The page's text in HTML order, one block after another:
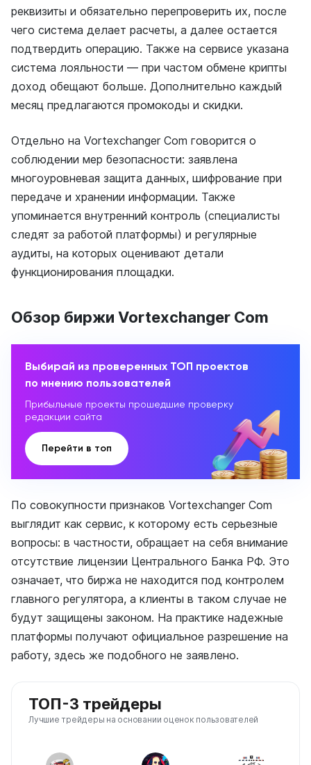
реквизиты и обязательно перепроверить их, после
чего система делает расчеты, а далее остается
подтвердить операцию. Также на сервисе указана
система лояльности — при частом обмене крипты
доход обещают больше. Дополнительно каждый
месяц предлагаются промокоды и скидки.
Отдельно на Vortexchanger Com говорится о
соблюдении мер безопасности: заявлена
многоуровневая защита данных, шифрование при
передаче и хранении информации. Также
упоминается внутренний контроль (специалисты
следят за работой платформы) и регулярные
аудиты, на которых оценивают детали
функционирования площадки.
Обзор биржи Vortexchanger Com
Выбирай из проверенных ТОП проектов
по мнению пользователей
Прибыльные проекты прошедшие проверку
редакции сайта
Перейти в топ
По совокупности признаков Vortexchanger Com
выглядит как сервис, к которому есть серьезные
вопросы: в частности, обращает на себя внимание
отсутствие лицензии Центрального Банка РФ. Это
означает, что биржа не находится под контролем
главного регулятора, а клиенты в таком случае не
будут защищены законом. На практике надежные
платформы получают официальное разрешение на
работу, здесь же подобного не заявлено.
ТОП-3 трейдеры
Лучшие трейдеры на основании оценок пользователей